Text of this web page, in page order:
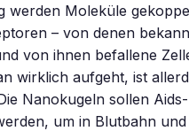
werden Moleküle
– von denen
von ihnen befallene
wirklich aufgeht, ist
Nanokugeln sollen
um in Blutbahn